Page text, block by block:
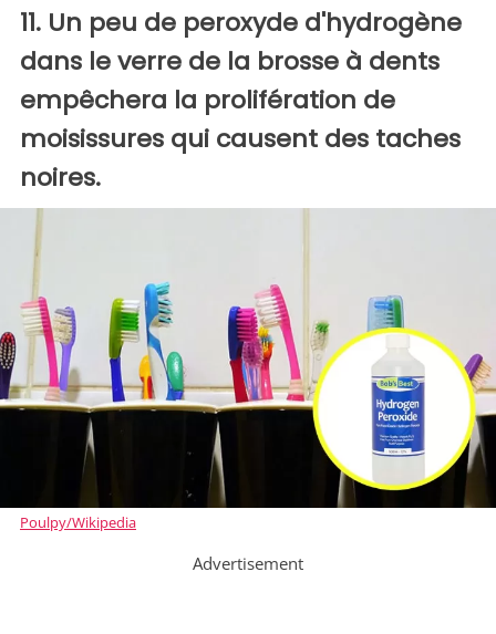
11. Un peu de peroxyde d'hydrogène
dans le verre de la brosse à dents
empêchera la prolifération de
moisissures qui causent des taches
noires.
Poulpy/Wikipedia
Advertisement